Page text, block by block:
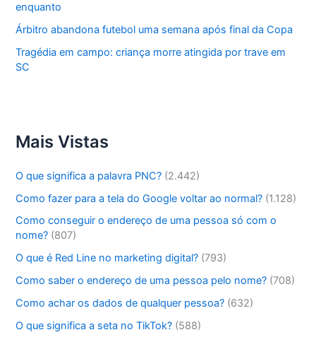
enquanto
Árbitro abandona futebol uma semana após final da Copa
Tragédia em campo: criança morre atingida por trave em
SC
Mais Vistas
O que significa a palavra PNC? (2.442)
Como fazer para a tela do Google voltar ao normal? (1.128)
Como conseguir o endereço de uma pessoa só com o
nome? (807)
O que é Red Line no marketing digital? (793)
Como saber o endereço de uma pessoa pelo nome? (708)
Como achar os dados de qualquer pessoa? (632)
O que significa a seta no TikTok? (588)